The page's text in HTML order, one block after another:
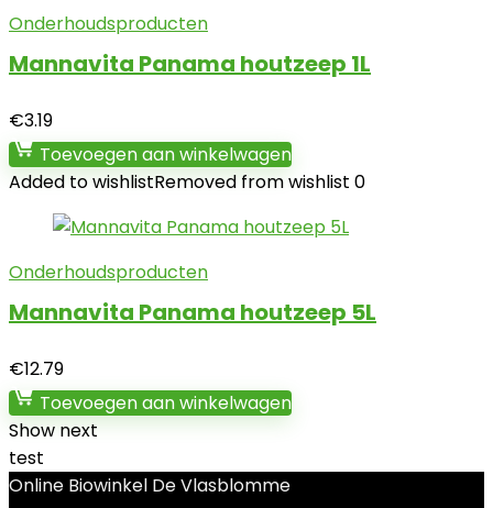
Onderhoudsproducten
Mannavita Panama houtzeep 1L
€3.19
Toevoegen aan winkelwagen
Added to wishlistRemoved from wishlist 0
Onderhoudsproducten
Mannavita Panama houtzeep 5L
€12.79
Toevoegen aan winkelwagen
Show next
test
Online Biowinkel De Vlasblomme